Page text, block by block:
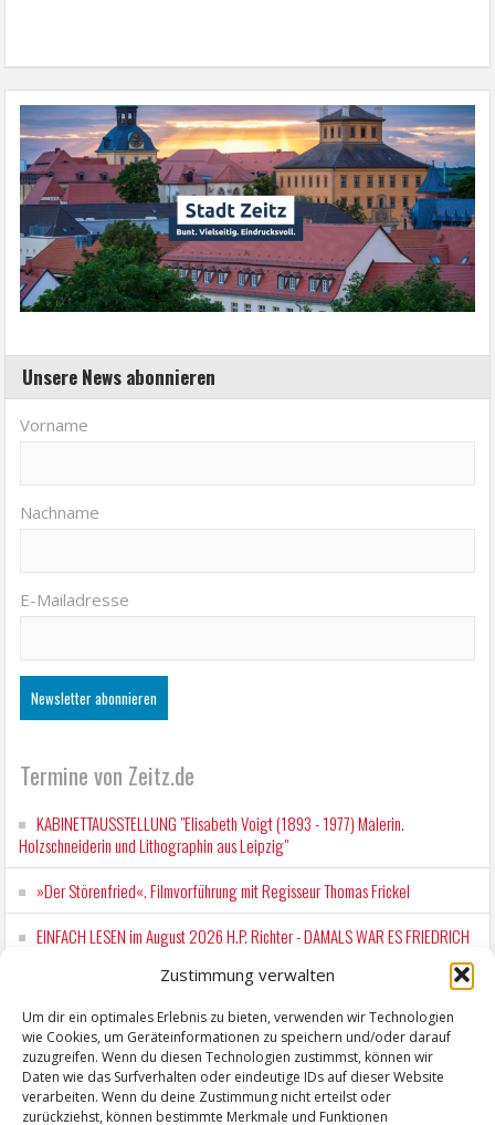
Zustimmung verwalten
Um dir ein optimales Erlebnis zu bieten, verwenden wir Technologien
wie Cookies, um Geräteinformationen zu speichern und/oder darauf
zuzugreifen. Wenn du diesen Technologien zustimmst, können wir
Daten wie das Surfverhalten oder eindeutige IDs auf dieser Website
verarbeiten. Wenn du deine Zustimmung nicht erteilst oder
zurückziehst, können bestimmte Merkmale und Funktionen
Unsere News abonnieren
Vorname
Nachname
E-Mailadresse
Termine von Zeitz.de
KABINETTAUSSTELLUNG "Elisabeth Voigt (1893 - 1977) Malerin.
Holzschneiderin und Lithographin aus Leipzig"
»Der Störenfried«. Filmvorführung mit Regisseur Thomas Frickel
EINFACH LESEN im August 2026 H.P. Richter - DAMALS WAR ES FRIEDRICH
Mit der Drahtseilbahn zur ZENTRALSTATION